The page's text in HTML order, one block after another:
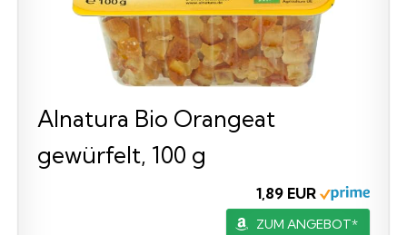
Alnatura Bio Orangeat
gewürfelt, 100 g
1,89 EUR
ZUM ANGEBOT*